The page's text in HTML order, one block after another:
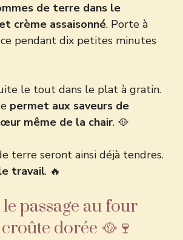
de terre dans le
crème assaisonné. Porte à
pendant dix petites minutes
le tout dans le plat à gratin.
permet aux saveurs de
même de la chair. 🥘
terre seront ainsi déjà tendres.
travail. 🔥
passage au four
dorée 🥘🍷